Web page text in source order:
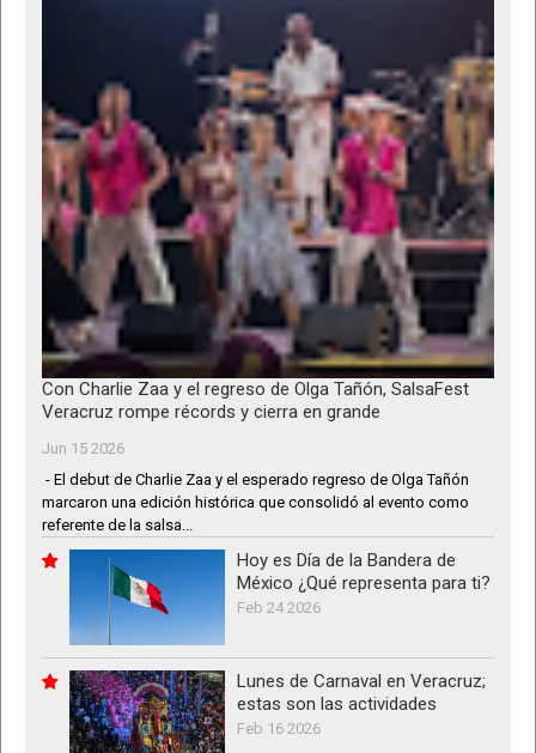
Con Charlie Zaa y el regreso de Olga Tañón, SalsaFest
Veracruz rompe récords y cierra en grande
Jun 15 2026
- El debut de Charlie Zaa y el esperado regreso de Olga Tañón
marcaron una edición histórica que consolidó al evento como
referente de la salsa...
Hoy es Día de la Bandera de
México ¿Qué representa para ti?
Feb 24 2026
Lunes de Carnaval en Veracruz;
estas son las actividades
Feb 16 2026